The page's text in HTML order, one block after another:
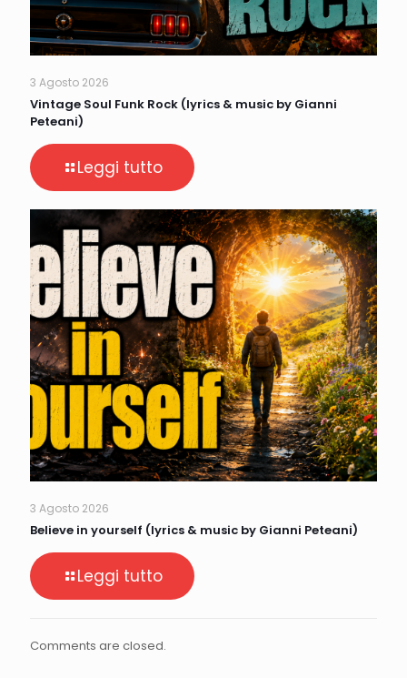
3 Agosto 2026
Vintage Soul Funk Rock (lyrics & music by Gianni
Peteani)
Leggi tutto
3 Agosto 2026
Believe in yourself (lyrics & music by Gianni Peteani)
Leggi tutto
Comments are closed.